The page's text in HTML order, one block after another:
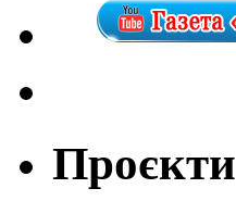
Проєкти